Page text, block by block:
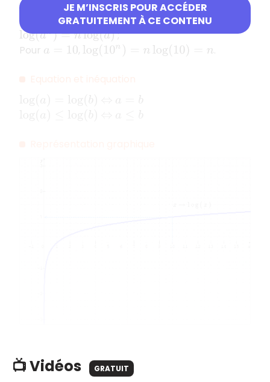
JE M’INSCRIS POUR ACCÉDER
GRATUITEMENT À CE CONTENU
log
log (a)−log(b)
;
log(an)=nlog(a)
;
Pour a , log( 10n) = log (10)=n .
📺 Vidéos GRATUIT